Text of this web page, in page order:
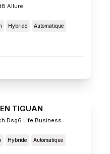
Allure
Hybride Automatique
TIGUAN
Dsg6 Life Business
Hybride Automatique